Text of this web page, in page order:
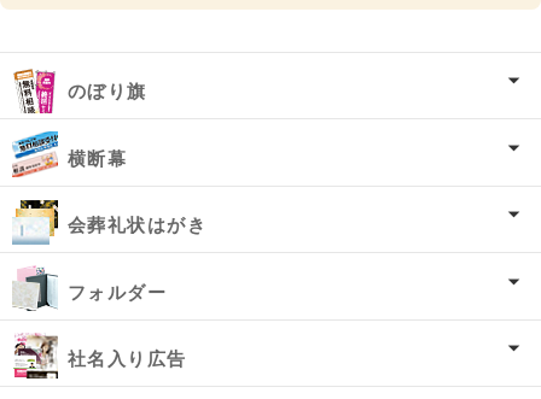
のぼり旗
横断幕
会葬礼状はがき
フォルダー
社名入り広告